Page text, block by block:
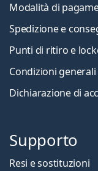
Modalità di
Spedizione e
Punti di ritiro e
Condizioni generali
Dichiarazione di
Supporto
Resi e sostituzioni